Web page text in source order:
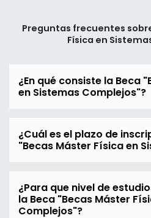
Preguntas frecuentes
Física en
¿En qué consiste la Beca
en Sistemas Complejos"?
¿Cuál es el plazo de
"Becas Máster Física en
¿Para que nivel de
la Beca "Becas Máster
Complejos"?